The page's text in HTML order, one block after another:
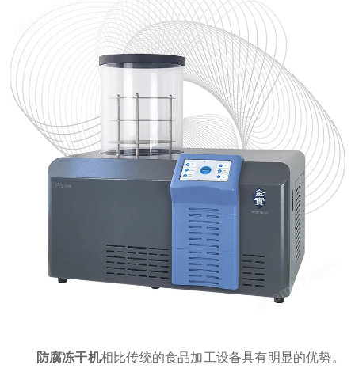
防腐冻干机相比传统的食品加工设备具有明显的优势。